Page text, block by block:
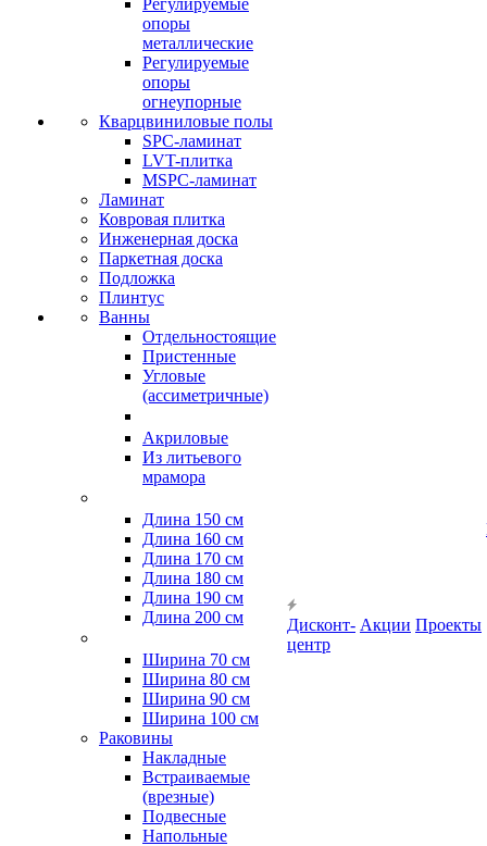
Регулируемые
опоры
металлические
Регулируемые
опоры
огнеупорные
Кварцвиниловые полы
SPC-ламинат
LVT-плитка
MSPC-ламинат
Ламинат
Ковровая плитка
Инженерная доска
Паркетная доска
Подложка
Плинтус
Ванны
Отдельностоящие
Пристенные
Угловые
(ассиметричные)
Акриловые
Из литьевого
мрамора
Длина 150 см
Длина 160 см
Длина 170 см
Длина 180 см
Длина 190 см
Длина 200 см
Ширина 70 см
Ширина 80 см
Ширина 90 см
Ширина 100 см
Раковины
Накладные
Встраиваемые
(врезные)
Подвесные
Напольные
Дисконт-
центр
Акции Проекты